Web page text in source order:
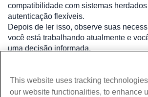
compatibilidade com sistemas
autenticação flexíveis.
Depois de ler isso, observe suas
você está trabalhando atualmente e
uma decisão informada.
This website uses tracking
our website functionalities, to enhance